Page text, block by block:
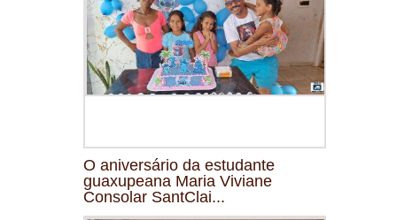
O aniversário da estudante
guaxupeana Maria Viviane
Consolar SantClai...